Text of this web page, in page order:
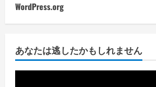
WordPress.org
あなたは逃したかもしれません